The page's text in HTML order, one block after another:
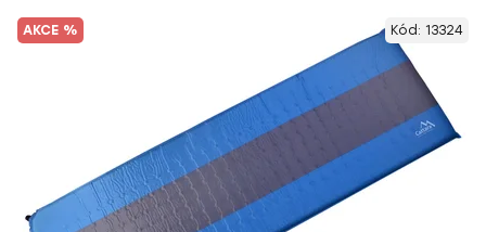
AKCE % Kód: 13324